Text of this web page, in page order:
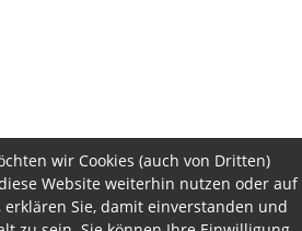
wir Cookies (auch von Dritten)
Website weiterhin nutzen oder auf
erklären Sie, damit einverstanden und